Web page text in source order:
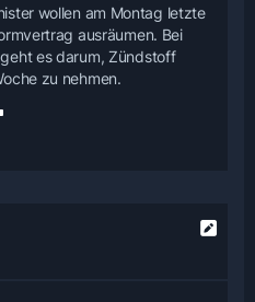
wollen am Montag letzte
ausräumen. Bei
es darum, Zündstoff
zu nehmen.